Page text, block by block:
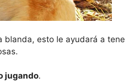
blanda, esto le ayudará a
jugando.